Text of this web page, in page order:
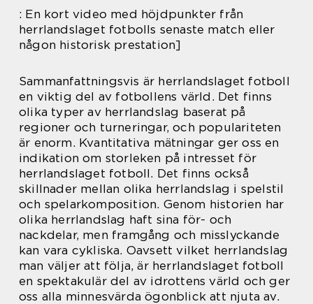
: En kort video med höjdpunkter från
herrlandslaget fotbolls senaste match eller
någon historisk prestation]
Sammanfattningsvis är herrlandslaget fotboll
en viktig del av fotbollens värld. Det finns
olika typer av herrlandslag baserat på
regioner och turneringar, och populariteten
är enorm. Kvantitativa mätningar ger oss en
indikation om storleken på intresset för
herrlandslaget fotboll. Det finns också
skillnader mellan olika herrlandslag i spelstil
och spelarkomposition. Genom historien har
olika herrlandslag haft sina för- och
nackdelar, men framgång och misslyckande
kan vara cykliska. Oavsett vilket herrlandslag
man väljer att följa, är herrlandslaget fotboll
en spektakulär del av idrottens värld och ger
oss alla minnesvärda ögonblick att njuta av.